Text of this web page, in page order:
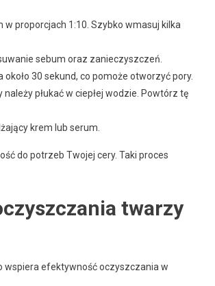
proporcjach 1:10. Szybko wmasuj kilka
sebum oraz zanieczyszczeń.
30 sekund, co pomoże otworzyć pory.
płukać w ciepłej wodzie. Powtórz tę
krem lub serum.
do potrzeb Twojej cery. Taki proces
twarzy
wspiera efektywność oczyszczania w